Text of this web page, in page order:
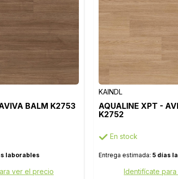
BALM K2753
laborables
ver el precio
KAINDL
AQUALINE XPT -
K2752
En stock
Entrega estimada: 5 días
Identifícate